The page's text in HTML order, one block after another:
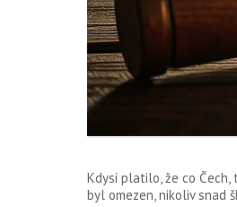
Kdysi platilo, že co
byl omezen, nikoliv snad